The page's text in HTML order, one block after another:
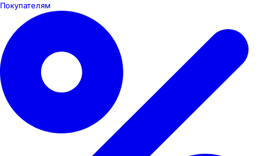
Покупателям